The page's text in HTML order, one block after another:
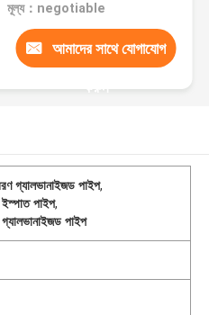
মূল্য：negotiable
আমাদের সাথে যোগাযোগ
করুন
গ্যালভানাইজড পাইপ,
পাইপ,
পাইপ